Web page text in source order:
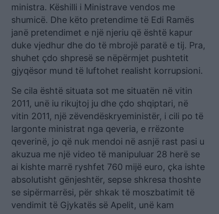
ministra. Këshilli i Ministrave vendos me
shumicë. Dhe këto pretendime të Edi Ramës
janë pretendimet e një njeriu që është kapur
duke vjedhur dhe do të mbrojë paratë e tij. Pra,
shuhet çdo shpresë se nëpërmjet pushtetit
gjyqësor mund të luftohet realisht korrupsioni.
Se cila është situata sot me situatën në vitin
2011, unë iu rikujtoj ju dhe çdo shqiptari, në
vitin 2011, një zëvendëskryeministër, i cili po të
largonte ministrat nga qeveria, e rrëzonte
qeverinë, jo që nuk mendoi në asnjë rast pasi u
akuzua me një video të manipuluar 28 herë se
ai kishte marrë ryshfet 760 mijë euro, çka ishte
absolutisht gënjeshtër, sepse shkresa thoshte
se sipërmarrësi, për shkak të moszbatimit të
vendimit të Gjykatës së Apelit, unë kam